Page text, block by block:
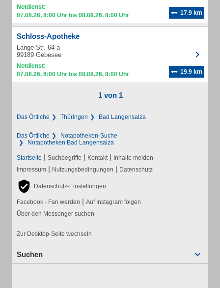
Notdienst:
07.08.26, 8:00 Uhr bis 08.08.26, 8:00 Uhr
17.9 km
Schloss-Apotheke
Lange Str. 64 a
99189 Gebesee
Notdienst:
07.08.26, 8:00 Uhr bis 08.08.26, 8:00 Uhr
19.9 km
1 von 1
Das Örtliche Thüringen Bad Langensalza
Das Örtliche
Notapotheken-Suche
Notapotheken Bad Langensalza
Startseite | Suchbegriffe | Kontakt | Inhalte melden
Impressum | Nutzungsbedingungen | Datenschutz
Datenschutz-Einstellungen
Facebook - Fan werden | Auf Instagram folgen
Über den Messenger suchen
Zur Desktop-Seite wechseln
Suchen